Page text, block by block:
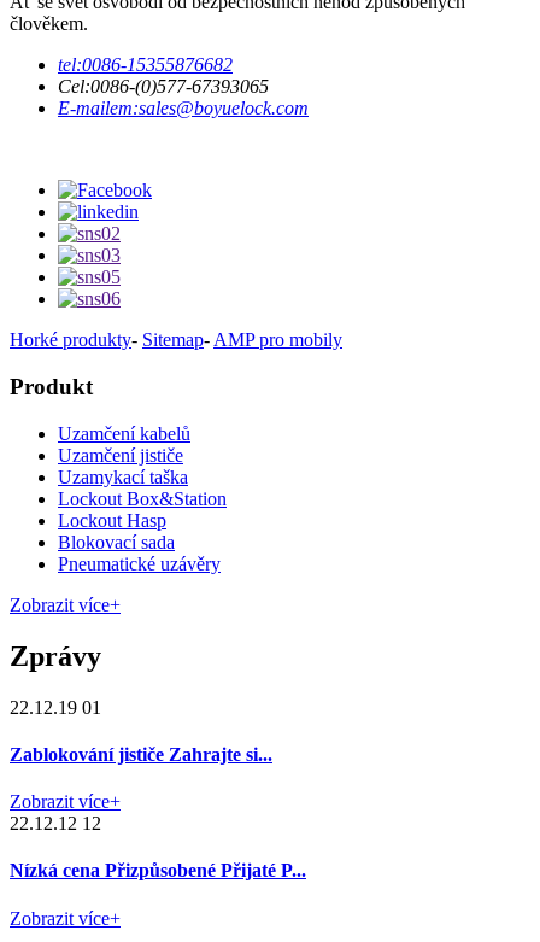
člověkem.
tel:0086-15355876682
Cel:0086-(0)577-67393065
E-mailem:sales@boyuelock.com
Horké produkty- Sitemap-AMP pro mobily
Produkt
Uzamčení kabelů
Uzamčení jističe
Uzamykací taška
Lockout Box&Station
Lockout Hasp
Blokovací sada
Pneumatické uzávěry
Zobrazit více+
Zprávy
22.12.19 01
Zablokování jističe Zahrajte si...
Zobrazit více+
22.12.12 12
Nízká cena Přizpůsobené Přijaté P...
Zobrazit více+